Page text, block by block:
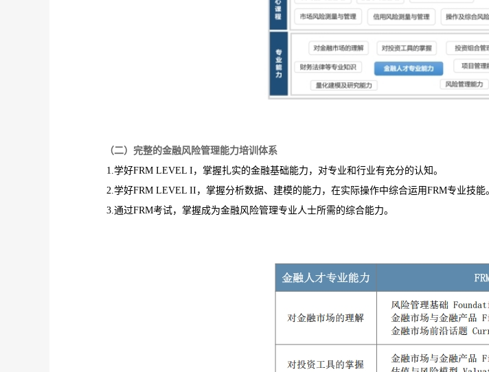
（二）完整的金融风险管理能力培训体系
1.学好FRM LEVEL I，掌握扎实的金融基础能力，对专业和行业有充分的认知。
2.学好FRM LEVEL II，掌握分析数据、 建模的能力，在实际操作中综合运用FRM专业技能
3.通过FRM考试，掌握成为金融风险管理专业人士所需的综合能力。